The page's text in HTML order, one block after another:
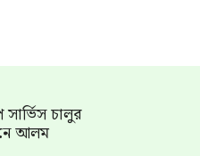
চালুর
আলম